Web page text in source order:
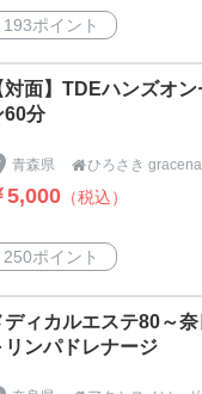
193ポイント
対面】TDEハンズオ
60分
青森県 ひろさき
5,000 （税込）
250ポイント
ディカルエステ80～
リンパドレナージ